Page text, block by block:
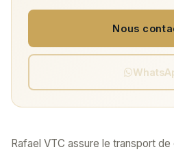
Rafael VTC assure le transport
Nous